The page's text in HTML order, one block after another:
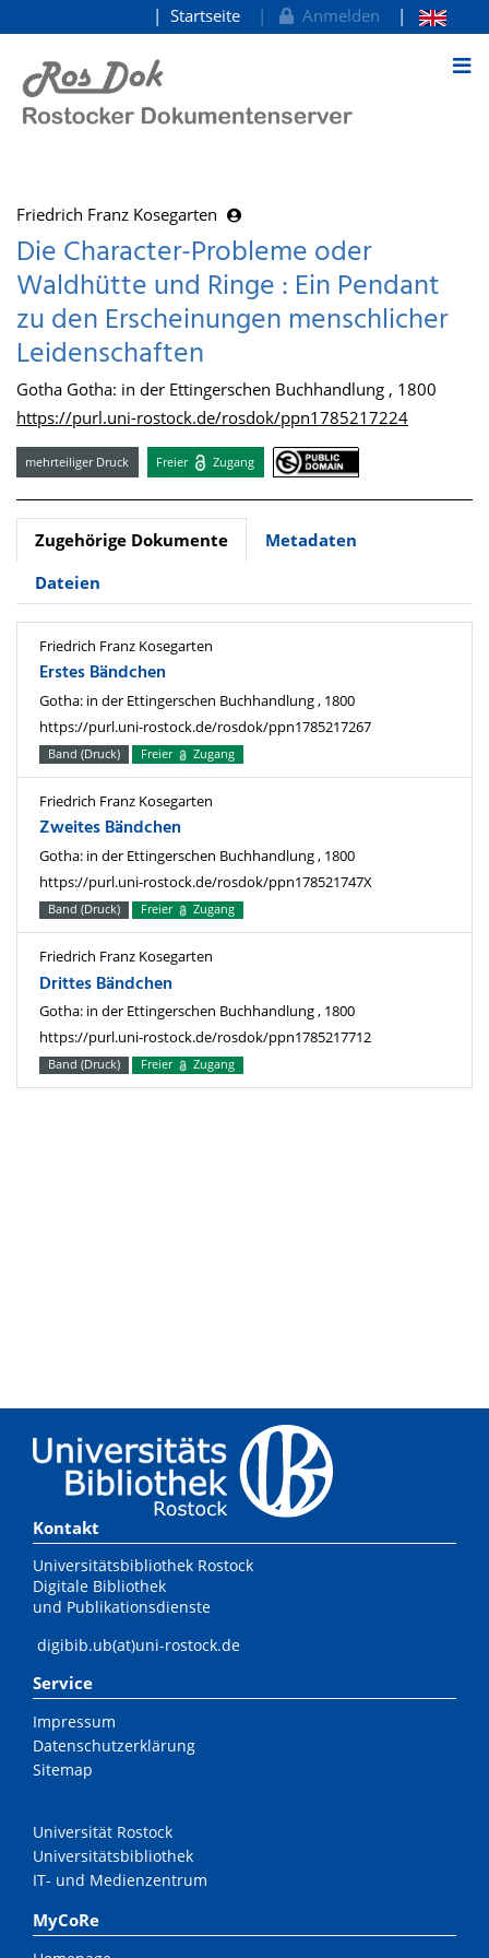
zum Inhalt
Startseite Anmelden
Friedrich Franz Kosegarten
Die Character-Probleme oder
Waldhütte und Ringe : Ein Pendant
zu den Erscheinungen menschlicher
Leidenschaften
Gotha Gotha: in der Ettingerschen Buchhandlung , 1800
https://purl.uni-rostock.de/rosdok/ppn1785217224
mehrteiliger Druck Freier Zugang
Zugehörige Dokumente
Metadaten
Dateien
Friedrich Franz Kosegarten
Erstes Bändchen
Gotha: in der Ettingerschen Buchhandlung , 1800
https://purl.uni-rostock.de/rosdok/ppn1785217267
Band (Druck) Freier Zugang
Friedrich Franz Kosegarten
Zweites Bändchen
Gotha: in der Ettingerschen Buchhandlung , 1800
https://purl.uni-rostock.de/rosdok/ppn178521747X
Band (Druck) Freier Zugang
Friedrich Franz Kosegarten
Drittes Bändchen
Gotha: in der Ettingerschen Buchhandlung , 1800
https://purl.uni-rostock.de/rosdok/ppn1785217712
Band (Druck) Freier Zugang
Kontakt
Universitätsbibliothek Rostock
Digitale Bibliothek
und Publikationsdienste
digibib.ub(at)uni-rostock.de
Service
Impressum
Datenschutzerklärung
Sitemap
Universität Rostock
Universitätsbibliothek
IT- und Medienzentrum
MyCoRe